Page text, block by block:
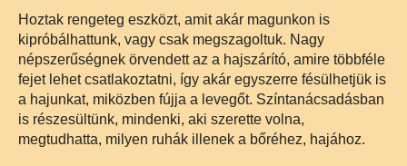
Hoztak rengeteg eszközt, amit akár magunkon is
kipróbálhattunk, vagy csak megszagoltuk. Nagy
népszerűségnek örvendett az a hajszárító, amire többféle
fejet lehet csatlakoztatni, így akár egyszerre fésülhetjük is
a hajunkat, miközben fújja a levegőt. Színtanácsadásban
is részesültünk, mindenki, aki szerette volna,
megtudhatta, milyen ruhák illenek a bőréhez, hajához.